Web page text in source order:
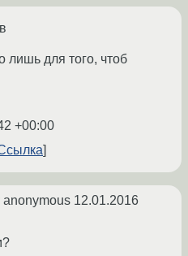
лишь для того, чтоб
+00:00
anonymous 12.01.2016